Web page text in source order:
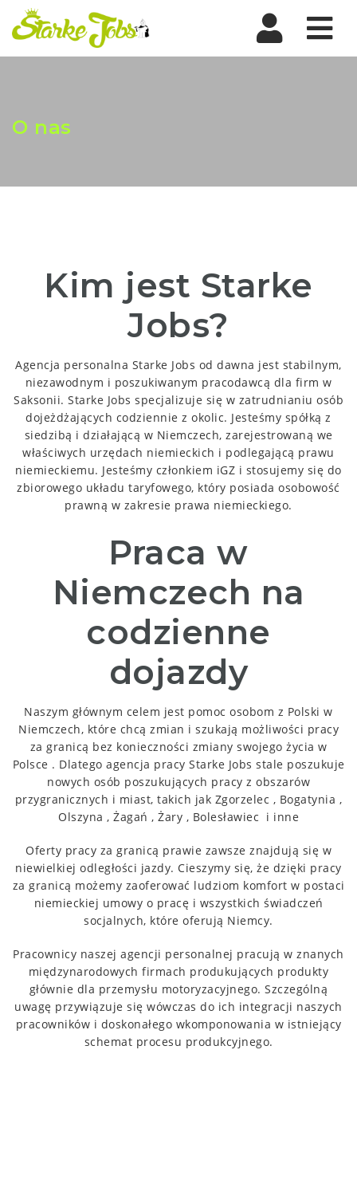
O nas
Kim jest Starke
Jobs?
Agencja personalna Starke Jobs od dawna jest stabilnym,
niezawodnym i poszukiwanym pracodawcą dla firm w
Saksonii. Starke Jobs specjalizuje się w zatrudnianiu osób
dojeżdżających codziennie z okolic. Jesteśmy spółką z
siedzibą i działającą w Niemczech, zarejestrowaną we
właściwych urzędach niemieckich i podlegającą prawu
niemieckiemu. Jesteśmy członkiem iGZ i stosujemy się do
zbiorowego układu taryfowego, który posiada osobowość
prawną w zakresie prawa niemieckiego.
Praca w
Niemczech na
codzienne
dojazdy
Naszym głównym celem jest pomoc osobom z Polski w
Niemczech, które chcą zmian i szukają możliwości pracy
za granicą bez konieczności zmiany swojego życia w
Polsce . Dlatego agencja pracy Starke Jobs stale poszukuje
nowych osób poszukujących pracy z obszarów
przygranicznych i miast, takich jak Zgorzelec , Bogatynia ,
Olszyna , Żagań , Żary , Bolesławiec i inne
Oferty pracy za granicą prawie zawsze znajdują się w
niewielkiej odległości jazdy. Cieszymy się, że dzięki pracy
za granicą możemy zaoferować ludziom komfort w postaci
niemieckiej umowy o pracę i wszystkich świadczeń
socjalnych, które oferują Niemcy.
Pracownicy naszej agencji personalnej pracują w znanych
międzynarodowych firmach produkujących produkty
głównie dla przemysłu motoryzacyjnego.Szczególną
uwagę przywiązuje się wówczas do ich integracji naszych
pracowników i doskonałego wkomponowania w istniejący
schemat procesu produkcyjnego.